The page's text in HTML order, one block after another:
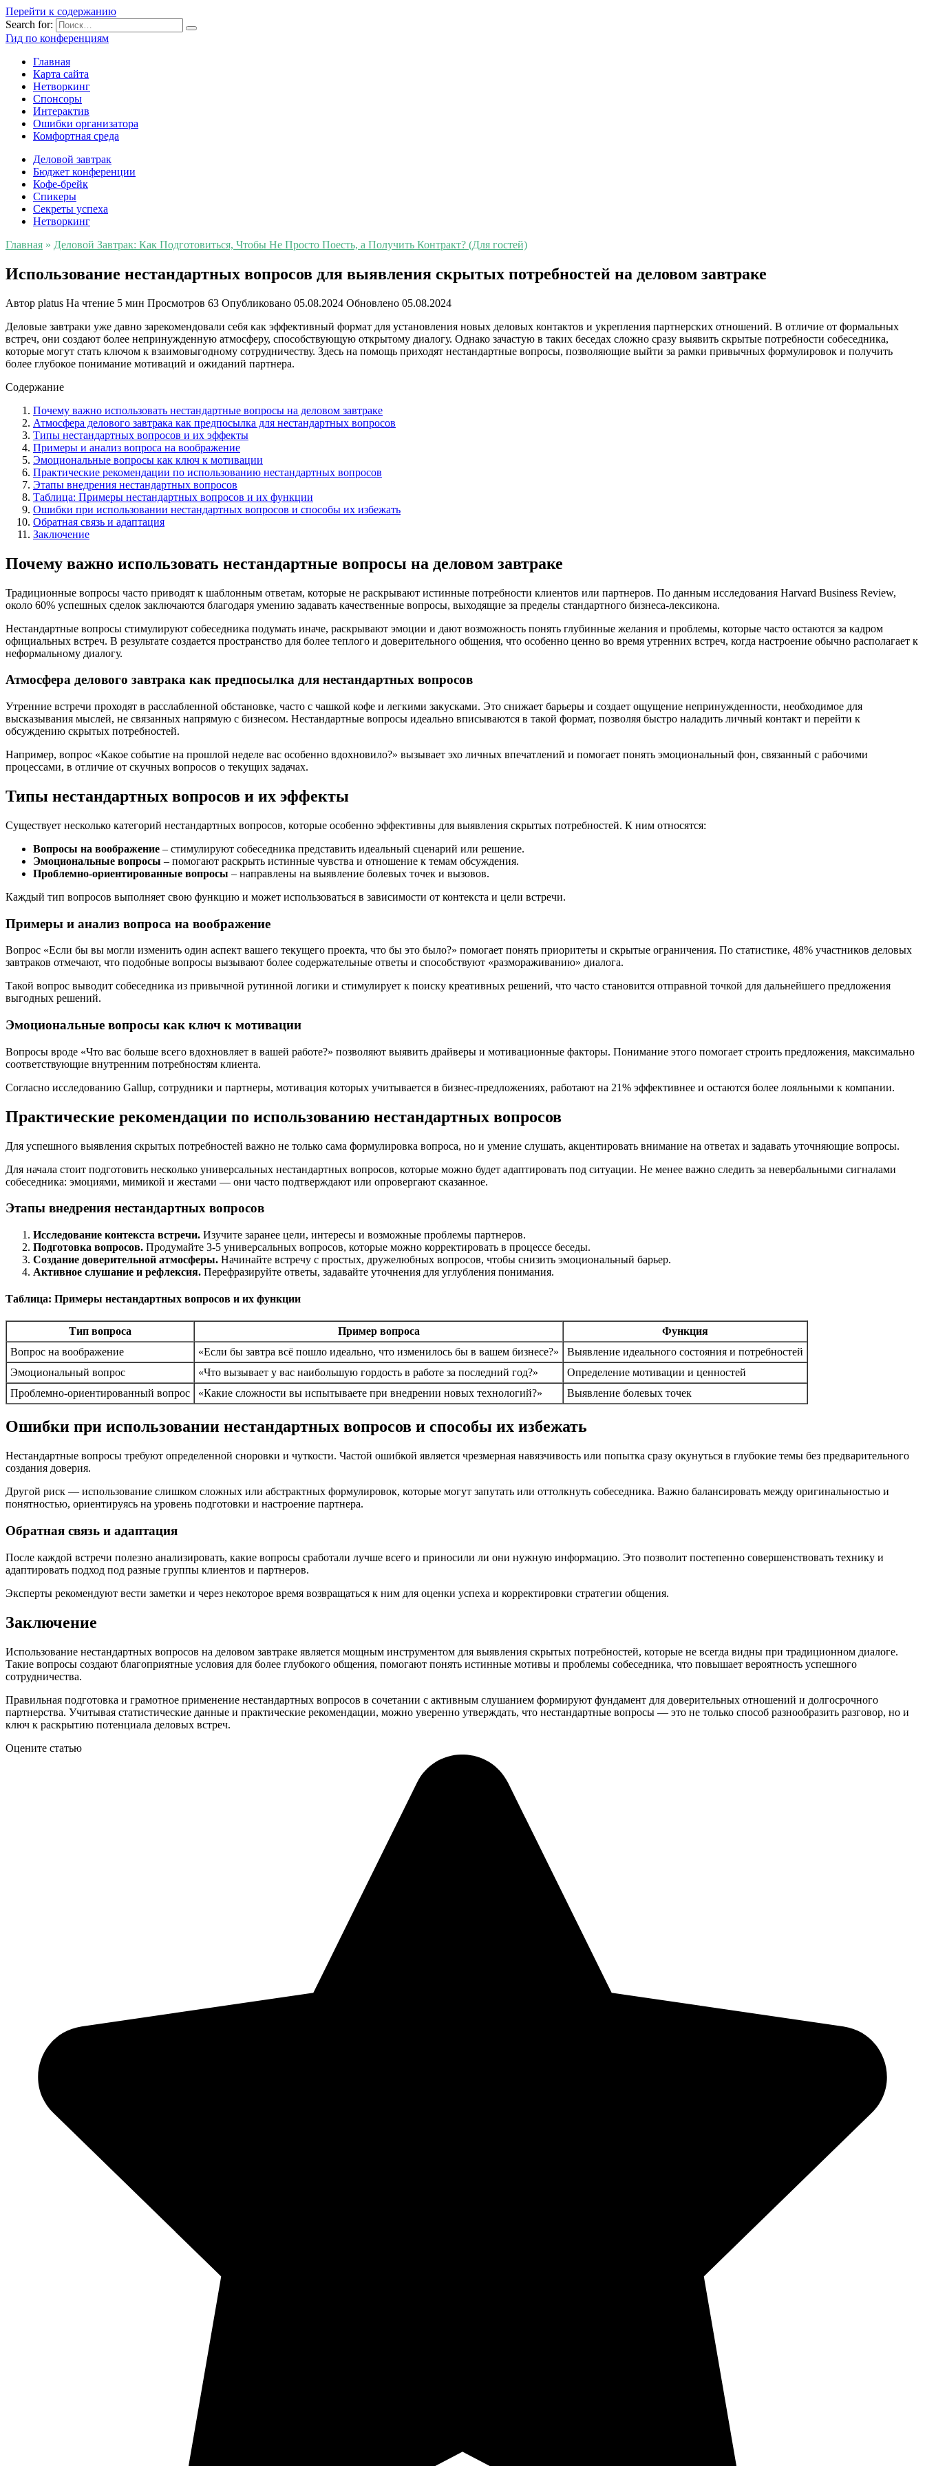
Перейти к содержанию
Search for:
Гид по конференциям
Главная
Карта сайта
Нетворкинг
Спонсоры
Интерактив
Ошибки организатора
Комфортная среда
Деловой завтрак
Бюджет конференции
Кофе-брейк
Спикеры
Секреты успеха
Нетворкинг
Главная » Деловой Завтрак: Как Подготовиться, Чтобы Не Просто Поесть, а Получить Контракт? (Для гостей)
Использование нестандартных вопросов для выявления скрытых потребностей на деловом завтраке
Автор platus На чтение 5 мин Просмотров 63 Опубликовано 05.08.2024 Обновлено 05.08.2024
Деловые завтраки уже давно зарекомендовали себя как эффективный формат для установления новых деловых контактов и укрепления партнерских отношений. В отличие от формальных
встреч, они создают более непринужденную атмосферу, способствующую открытому диалогу. Однако зачастую в таких беседах сложно сразу выявить скрытые потребности собеседника,
которые могут стать ключом к взаимовыгодному сотрудничеству. Здесь на помощь приходят нестандартные вопросы, позволяющие выйти за рамки привычных формулировок и получить
более глубокое понимание мотиваций и ожиданий партнера.
Содержание
Почему важно использовать нестандартные вопросы на деловом завтраке
Атмосфера делового завтрака как предпосылка для нестандартных вопросов
Типы нестандартных вопросов и их эффекты
Примеры и анализ вопроса на воображение
Эмоциональные вопросы как ключ к мотивации
Практические рекомендации по использованию нестандартных вопросов
Этапы внедрения нестандартных вопросов
Таблица: Примеры нестандартных вопросов и их функции
Ошибки при использовании нестандартных вопросов и способы их избежать
Обратная связь и адаптация
Заключение
Почему важно использовать нестандартные вопросы на деловом завтраке
Традиционные вопросы часто приводят к шаблонным ответам, которые не раскрывают истинные потребности клиентов или партнеров. По данным исследования Harvard Business Review,
около 60% успешных сделок заключаются благодаря умению задавать качественные вопросы, выходящие за пределы стандартного бизнеса-лексикона.
Нестандартные вопросы стимулируют собеседника подумать иначе, раскрывают эмоции и дают возможность понять глубинные желания и проблемы, которые часто остаются за кадром
официальных встреч. В результате создается пространство для более теплого и доверительного общения, что особенно ценно во время утренних встреч, когда настроение обычно располагает к
неформальному диалогу.
Атмосфера делового завтрака как предпосылка для нестандартных вопросов
Утренние встречи проходят в расслабленной обстановке, часто с чашкой кофе и легкими закусками. Это снижает барьеры и создает ощущение непринужденности, необходимое для
высказывания мыслей, не связанных напрямую с бизнесом. Нестандартные вопросы идеально вписываются в такой формат, позволяя быстро наладить личный контакт и перейти к
обсуждению скрытых потребностей.
Например, вопрос «Какое событие на прошлой неделе вас особенно вдохновило?» вызывает эхо личных впечатлений и помогает понять эмоциональный фон, связанный с рабочими
процессами, в отличие от скучных вопросов о текущих задачах.
Типы нестандартных вопросов и их эффекты
Существует несколько категорий нестандартных вопросов, которые особенно эффективны для выявления скрытых потребностей. К ним относятся:
Вопросы на воображение – стимулируют собеседника представить идеальный сценарий или решение.
Эмоциональные вопросы – помогают раскрыть истинные чувства и отношение к темам обсуждения.
Проблемно-ориентированные вопросы – направлены на выявление болевых точек и вызовов.
Каждый тип вопросов выполняет свою функцию и может использоваться в зависимости от контекста и цели встречи.
Примеры и анализ вопроса на воображение
Вопрос «Если бы вы могли изменить один аспект вашего текущего проекта, что бы это было?» помогает понять приоритеты и скрытые ограничения. По статистике, 48% участников деловых
завтраков отмечают, что подобные вопросы вызывают более содержательные ответы и способствуют «размораживанию» диалога.
Такой вопрос выводит собеседника из привычной рутинной логики и стимулирует к поиску креативных решений, что часто становится отправной точкой для дальнейшего предложения
выгодных решений.
Эмоциональные вопросы как ключ к мотивации
Вопросы вроде «Что вас больше всего вдохновляет в вашей работе?» позволяют выявить драйверы и мотивационные факторы. Понимание этого помогает строить предложения, максимально
соответствующие внутренним потребностям клиента.
Согласно исследованию Gallup, сотрудники и партнеры, мотивация которых учитывается в бизнес-предложениях, работают на 21% эффективнее и остаются более лояльными к компании.
Практические рекомендации по использованию нестандартных вопросов
Для успешного выявления скрытых потребностей важно не только сама формулировка вопроса, но и умение слушать, акцентировать внимание на ответах и задавать уточняющие вопросы.
Для начала стоит подготовить несколько универсальных нестандартных вопросов, которые можно будет адаптировать под ситуации. Не менее важно следить за невербальными сигналами
собеседника: эмоциями, мимикой и жестами — они часто подтверждают или опровергают сказанное.
Этапы внедрения нестандартных вопросов
Исследование контекста встречи. Изучите заранее цели, интересы и возможные проблемы партнеров.
Подготовка вопросов. Продумайте 3-5 универсальных вопросов, которые можно корректировать в процессе беседы.
Создание доверительной атмосферы. Начинайте встречу с простых, дружелюбных вопросов, чтобы снизить эмоциональный барьер.
Активное слушание и рефлексия. Перефразируйте ответы, задавайте уточнения для углубления понимания.
Таблица: Примеры нестандартных вопросов и их функции
Тип вопроса Пример вопроса
Функция
Вопрос на воображение
«Если бы завтра всё пошло идеально, что изменилось бы в вашем бизнесе?»
Выявление идеального состояния и потребностей
Эмоциональный вопрос
«Что вызывает у вас наибольшую гордость в работе за последний год?»
Определение мотивации и ценностей
Проблемно-ориентированный вопрос
«Какие сложности вы испытываете при внедрении новых технологий?» Выявление болевых точек
Ошибки при использовании нестандартных вопросов и способы их избежать
Нестандартные вопросы требуют определенной сноровки и чуткости. Частой ошибкой является чрезмерная навязчивость или попытка сразу окунуться в глубокие темы без предварительного
создания доверия.
Другой риск — использование слишком сложных или абстрактных формулировок, которые могут запутать или оттолкнуть собеседника. Важно балансировать между оригинальностью и
понятностью, ориентируясь на уровень подготовки и настроение партнера.
Обратная связь и адаптация
После каждой встречи полезно анализировать, какие вопросы сработали лучше всего и приносили ли они нужную информацию. Это позволит постепенно совершенствовать технику и
адаптировать подход под разные группы клиентов и партнеров.
Эксперты рекомендуют вести заметки и через некоторое время возвращаться к ним для оценки успеха и корректировки стратегии общения.
Заключение
Использование нестандартных вопросов на деловом завтраке является мощным инструментом для выявления скрытых потребностей, которые не всегда видны при традиционном диалоге.
Такие вопросы создают благоприятные условия для более глубокого общения, помогают понять истинные мотивы и проблемы собеседника, что повышает вероятность успешного
сотрудничества.
Правильная подготовка и грамотное применение нестандартных вопросов в сочетании с активным слушанием формируют фундамент для доверительных отношений и долгосрочного
партнерства. Учитывая статистические данные и практические рекомендации, можно уверенно утверждать, что нестандартные вопросы — это не только способ разнообразить разговор, но и
ключ к раскрытию потенциала деловых встреч.
Оцените статью